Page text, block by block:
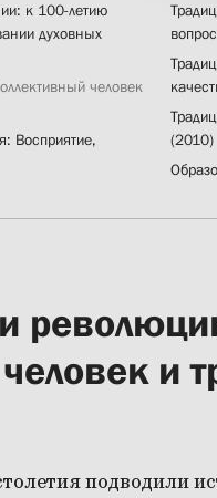
к 100-летию
духовных
человек
Восприятие,
(2010)
и
подводили